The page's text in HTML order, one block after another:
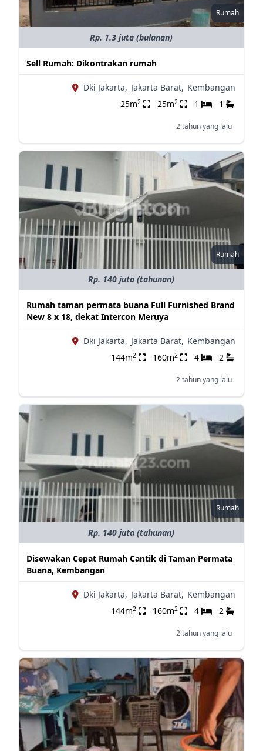
Rumah
Rp. 1.3 juta (bulanan)
Sell Rumah: Dikontrakan rumah
Dki Jakarta, Jakarta Barat, Kembangan
25m2 25m2 1 1
2 tahun yang lalu
Rumah
Rp. 140 juta (tahunan)
Rumah taman permata buana Full Furnished Brand
New 8 x 18, dekat Intercon Meruya
Dki Jakarta, Jakarta Barat, Kembangan
144m2 160m2 4 2
2 tahun yang lalu
Rumah
Rp. 140 juta (tahunan)
Disewakan Cepat Rumah Cantik di Taman Permata
Buana, Kembangan
Dki Jakarta, Jakarta Barat, Kembangan
144m2 160m2 4 2
2 tahun yang lalu